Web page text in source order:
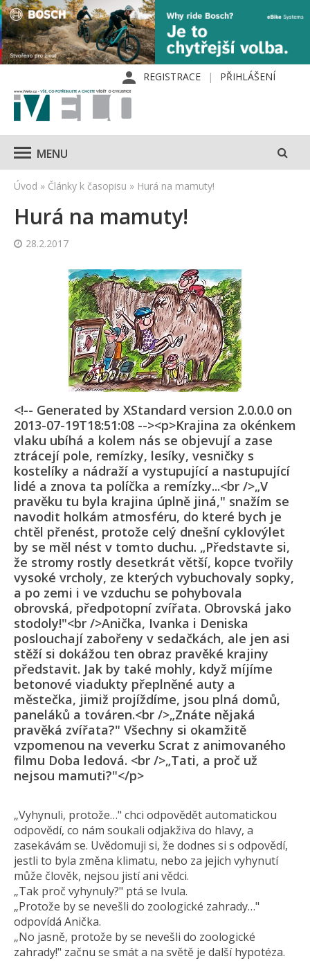
REGISTRACE PŘIHLÁŠENÍ
MENU
Úvod » Články k časopisu » Hurá na mamuty!
Hurá na mamuty!
28.2.2017
<!-- Generated by XStandard version 2.0.0.0 on
2013-07-19T18:51:08 --><p>Krajina za okénkem
vlaku ubíhá a kolem nás se objevují a zase
ztrácejí pole, remízky, lesíky, vesničky s
kostelíky a nádraží a vystupující a nastupující
lidé a znova ta políčka a remízky...<br />„V
pravěku tu byla krajina úplně jiná," snažím se
navodit holkám atmosféru, do které bych je
chtěl přenést, protože celý dnešní cyklovýlet
by se měl nést v tomto duchu. „Představte si,
že stromy rostly desetkrát větší, kopce tvořily
vysoké vrcholy, ze kterých vybuchovaly sopky,
a po zemi i ve vzduchu se pohybovala
obrovská, předpotopní zvířata. Obrovská jako
stodoly!"<br />Anička, Ivanka i Deniska
poslouchají zabořeny v sedačkách, ale jen asi
stěží si dokážou ten obraz pravěké krajiny
představit. Jak by také mohly, když míjíme
betonové viadukty přeplněné auty a
městečka, jimiž projíždíme, jsou plná domů,
paneláků a továren.<br />„Znáte nějaká
pravěká zvířata?" Všechny si okamžitě
vzpomenou na veverku Scrat z animovaného
filmu Doba ledová. <br />„Tati, a proč už
nejsou mamuti?"</p>
„Vyhynuli, protože…" chci odpovědět automatickou
odpovědí, co nám soukali odjakživa do hlavy, a
zasekávám se. Uvědomuji si, že dodnes si s odpovědí,
jestli to byla změna klimatu, nebo za jejich vyhynutí
může člověk, nejsou jistí ani vědci.
„Tak proč vyhynuly?" ptá se Ivula.
„Protože by se nevešli do zoologické zahrady…"
odpovídá Anička.
„No jasně, protože by se nevešli do zoologické
zahrady!" začnu se smát a na světě je další hypotéza.